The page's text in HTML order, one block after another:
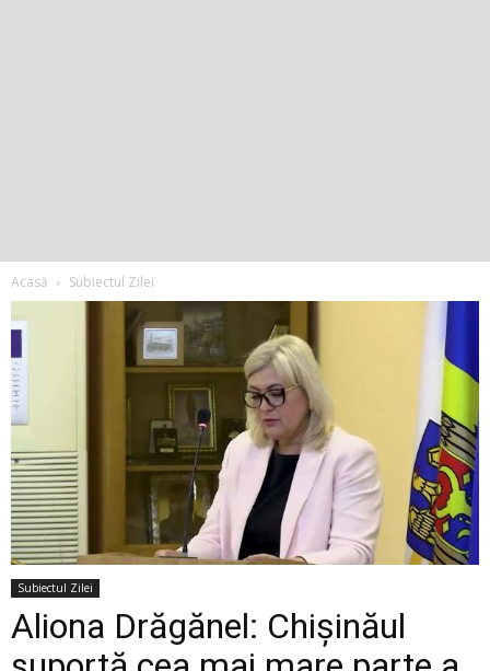
Acasă Subiectul Zilei
Subiectul Zilei
Aliona Drăgănel: Chișinăul